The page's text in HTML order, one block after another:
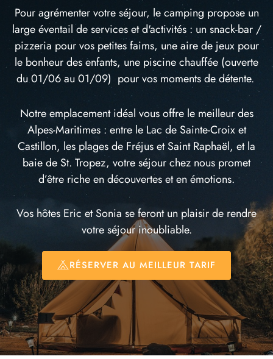
Pour agrémenter votre séjour, le camping propose un
large éventail de services et d'activités : un snack-bar /
pizzeria pour vos petites faims, une aire de jeux pour
le bonheur des enfants, une piscine chauffée (ouverte
du 01/06 au 01/09) pour vos moments de détente.
Notre emplacement idéal vous offre le meilleur des
Alpes-Maritimes : entre le Lac de Sainte-Croix et
Castillon, les plages de Fréjus et Saint Raphaël, et la
baie de St. Tropez, votre séjour chez nous promet
d’être riche en découvertes et en émotions.
Vos hôtes Eric et Sonia se feront un plaisir de rendre
votre séjour inoubliable.
RÉSERVER AU MEILLEUR TARIF